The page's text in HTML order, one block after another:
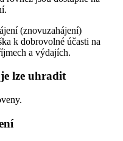
(znovuzahájení)
k dobrovolné účasti na
a výdajích.
lze uhradit